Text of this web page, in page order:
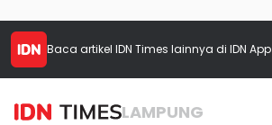
Baca artikel IDN Times lainnya di IDN App
LAMPUNG